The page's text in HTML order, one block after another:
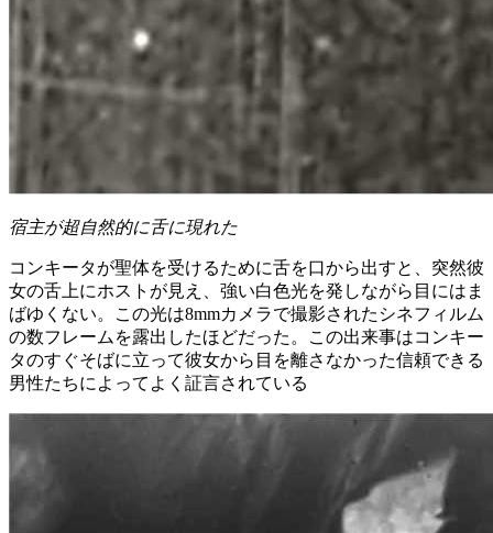
宿主が超自然的に舌に現れた
コンキータが聖体を受けるために舌を口から出すと、突然彼
女の舌上にホストが見え、強い白色光を発しながら目にはま
ばゆくない。この光は8mmカメラで撮影されたシネフィルム
の数フレームを露出したほどだった。この出来事はコンキー
タのすぐそばに立って彼女から目を離さなかった信頼できる
男性たちによってよく証言されている